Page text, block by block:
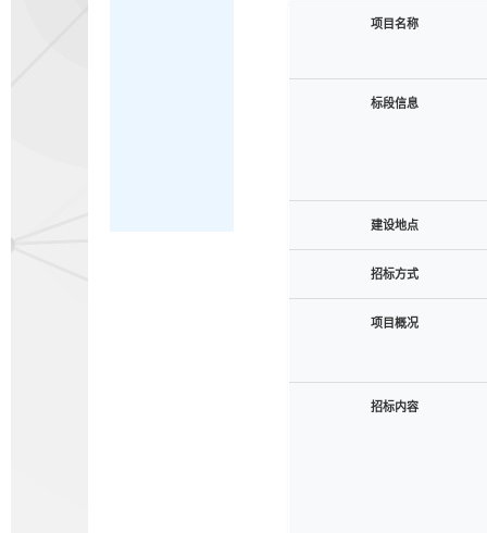
项目名称
标段信息
建设地点
招标方式
项目概况
招标内容